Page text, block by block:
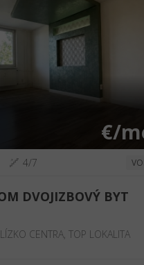
€/
4/7
DVOJIZBOVÝ BYT
CENTRA, TOP LOKALITA